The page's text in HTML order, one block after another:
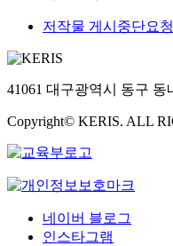
저작물 게시중단요청
41061 대구광역시 동구 동
Copyright© KERIS. ALL
네이버 블로그
인스타그램